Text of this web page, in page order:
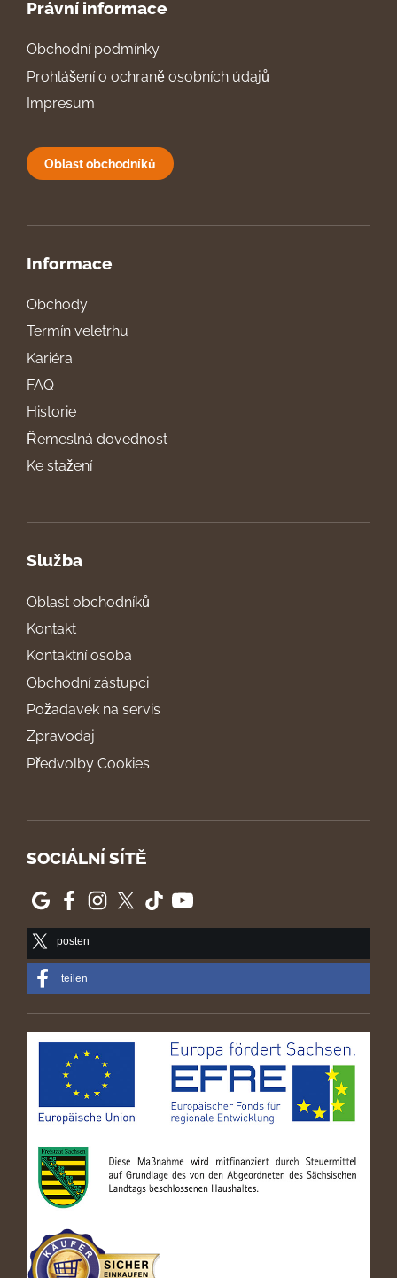
Právní informace
Obchodní podmínky
Prohlášení o ochraně osobních údajů
Impresum
Oblast obchodníků
Informace
Obchody
Termín veletrhu
Kariéra
FAQ
Historie
Řemeslná dovednost
Ke stažení
Služba
Oblast obchodníků
Kontakt
Kontaktní osoba
Obchodní zástupci
Požadavek na servis
Zpravodaj
Předvolby Cookies
SOCIÁLNÍ SÍTĚ
posten
teilen